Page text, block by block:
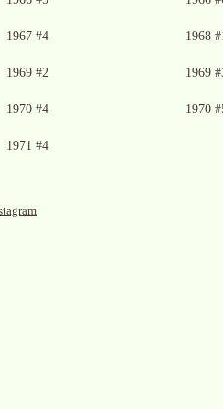
tillgänglig
1967 #4 Ingen bild1968
tillgänglig
1969 #2 Ingen bild1969
tillgänglig
1970 #4 Ingen bild1970
tillgänglig
1971 #4